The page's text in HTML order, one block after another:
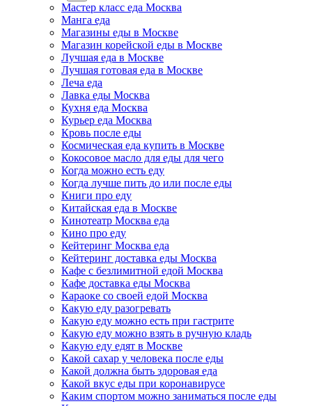
Мастер класс еда Москва
Манга еда
Магазины еды в Москве
Магазин корейской еды в Москве
Лучшая еда в Москве
Лучшая готовая еда в Москве
Леча еда
Лавка еды Москва
Кухня еда Москва
Курьер еда Москва
Кровь после еды
Космическая еда купить в Москве
Кокосовое масло для еды для чего
Когда можно есть еду
Когда лучше пить до или после еды
Книги про еду
Китайская еда в Москве
Кинотеатр Москва еда
Кино про еду
Кейтеринг Москва еда
Кейтеринг доставка еды Москва
Кафе с безлимитной едой Москва
Кафе доставка еды Москва
Караоке со своей едой Москва
Какую еду разогревать
Какую еду можно есть при гастрите
Какую еду можно взять в ручную кладь
Какую еду едят в Москве
Какой сахар у человека после еды
Какой должна быть здоровая еда
Какой вкус еды при коронавирусе
Каким спортом можно заниматься после еды